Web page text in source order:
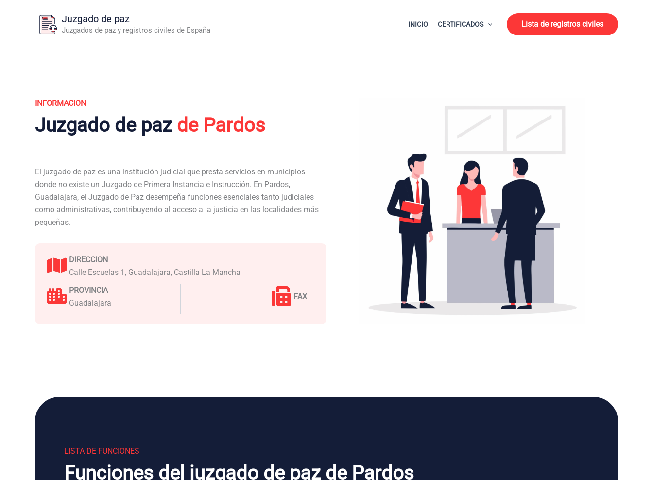
Juzgado de paz
Juzgados de paz y registros civiles de España
INICIO CERTIFICADOS Lista de registros civiles
INFORMACION
Juzgado de paz de Pardos
El juzgado de paz es una institución judicial que presta servicios en municipios
donde no existe un Juzgado de Primera Instancia e Instrucción. En Pardos,
Guadalajara, el Juzgado de Paz desempeña funciones esenciales tanto judiciales
como administrativas, contribuyendo al acceso a la justicia en las localidades más
pequeñas.
DIRECCION
Calle Escuelas 1, Guadalajara, Castilla La Mancha
PROVINCIA
Guadalajara
FAX
LISTA DE FUNCIONES
Funciones del juzgado de paz de Pardos